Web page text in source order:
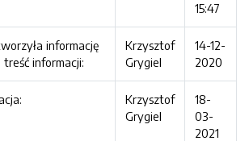
15:47
informację
informacji:
Krzysztof
Grygiel
14-12-
2020
Krzysztof
Grygiel
18-
03-
2021